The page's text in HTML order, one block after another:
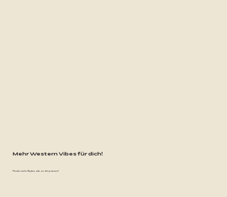
Mehr Western Vibes für dich!
Finde mehr Styles, die zu dir passen!